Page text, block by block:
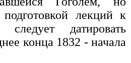
лекций к
датировать
конца 1832 - начала